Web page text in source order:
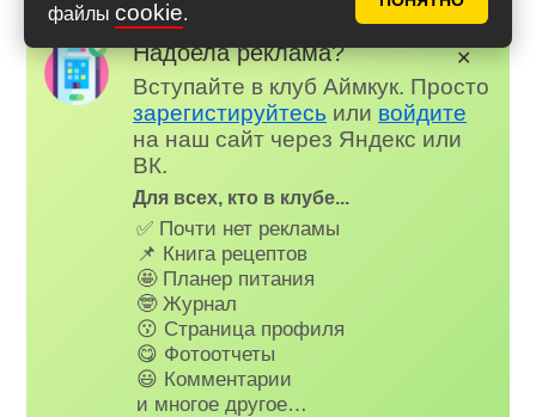
файлы cookie.
Надоела реклама?
Вступайте в клуб Аймкук. Просто
зарегистируйтесь или войдите
на наш сайт через Яндекс или
ВК.
Для всех, кто в клубе...
✅ Почти нет рекламы
📌 Книга рецептов
🤩 Планер питания
🤓 Журнал
😗 Страница профиля
😋 Фотоотчеты
😃 Комментарии
и многое другое…
✕